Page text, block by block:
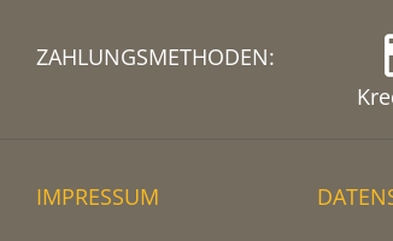
ZAHLUNGSMETHODEN:
IMPRESSUM